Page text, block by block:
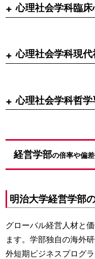
心理社会学科臨
心理社会学科現
心理社会学科哲
経営学部の倍率や偏
明治大学経営学部
グローバル経営人材と
ます。学部独自の海外
外短期ビジネスプログ